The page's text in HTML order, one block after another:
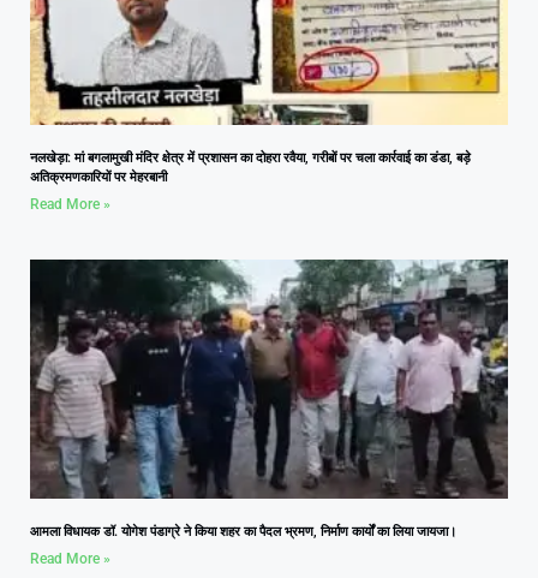
नलखेड़ा: मां बगलामुखी मंदिर क्षेत्र में प्रशासन का दोहरा रवैया, गरीबों पर चला कार्रवाई का डंडा, बड़े
अतिक्रमणकारियों पर मेहरबानी
Read More »
आमला विधायक डॉ. योगेश पंडाग्रे ने किया शहर का पैदल भ्रमण, निर्माण कार्यों का लिया जायजा।
Read More »